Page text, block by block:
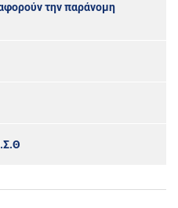
την παράνομη